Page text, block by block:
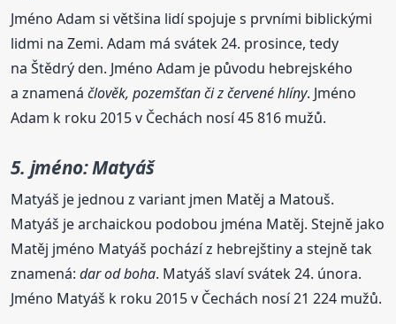
Jméno Adam si většina lidí spojuje s prvními biblickými
lidmi na Zemi. Adam má svátek 24. prosince, tedy
na Štědrý den. Jméno Adam je původu hebrejského
a znamenáčlověk, pozemšťan či z červené hlíny. Jméno
Adam k roku 2015 v Čechách nosí 45 816 mužů.
5. jméno: Matyáš
Matyáš je jednou z variant jmen Matěj a Matouš.
Matyáš je archaickou podobou jména Matěj. Stejně jako
Matěj jméno Matyáš pochází z hebrejštiny a stejně tak
znamená:dar od boha. Matyáš slaví svátek 24. února.
Jméno Matyáš k roku 2015 v Čechách nosí 21 224 mužů.